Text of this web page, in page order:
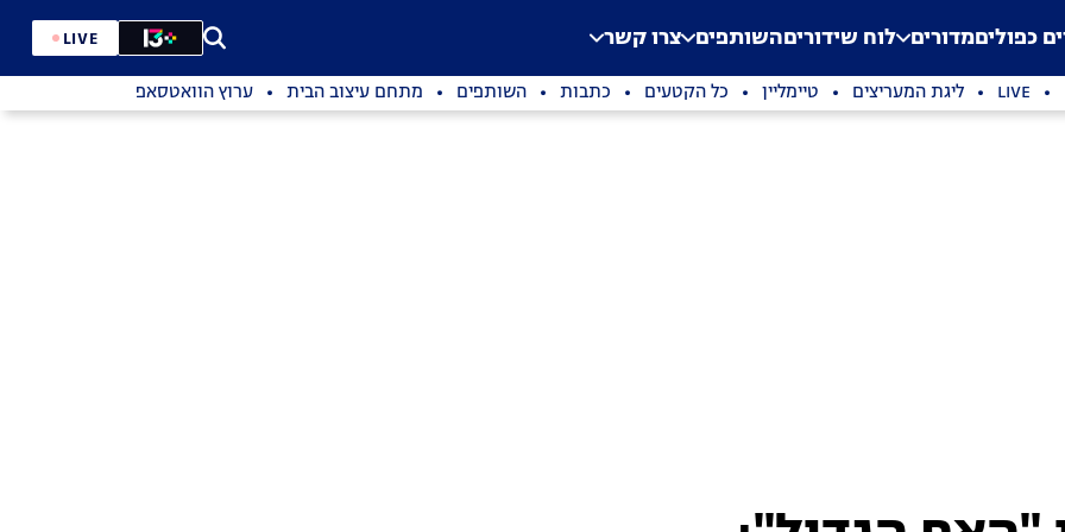
Application error: a
. כפוליםמדורים לוח שידוריםהשותפים צרו קשר LIVE
LIVE ליגת המעריצים טיימליין כל הקטעים כתבות השותפים מתחם עיצוב הבית ערוץ הוואטסאפ